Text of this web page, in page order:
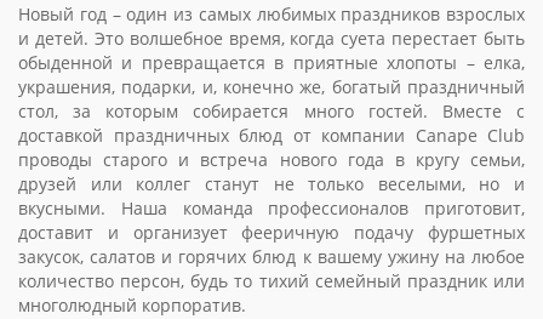
Новый год – один из самых любимых праздников взрослых
и детей. Это волшебное время, когда суета перестает быть
обыденной и превращается в приятные хлопоты – елка,
украшения, подарки, и, конечно же, богатый праздничный
стол, за которым собирается много гостей. Вместе с
доставкой праздничных блюд от компании Canape Club
проводы старого и встреча нового года в кругу семьи,
друзей или коллег станут не только веселыми, но и
вкусными. Наша команда профессионалов приготовит,
доставит и организует фееричную подачу фуршетных
закусок, салатов и горячих блюд к вашему ужину на любое
количество персон, будь то тихий семейный праздник или
многолюдный корпоратив.